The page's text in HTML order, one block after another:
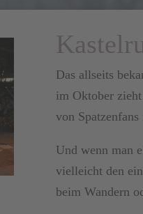
Das allseits
im Oktober
von
Und wenn man
vielleicht den
beim Wandern